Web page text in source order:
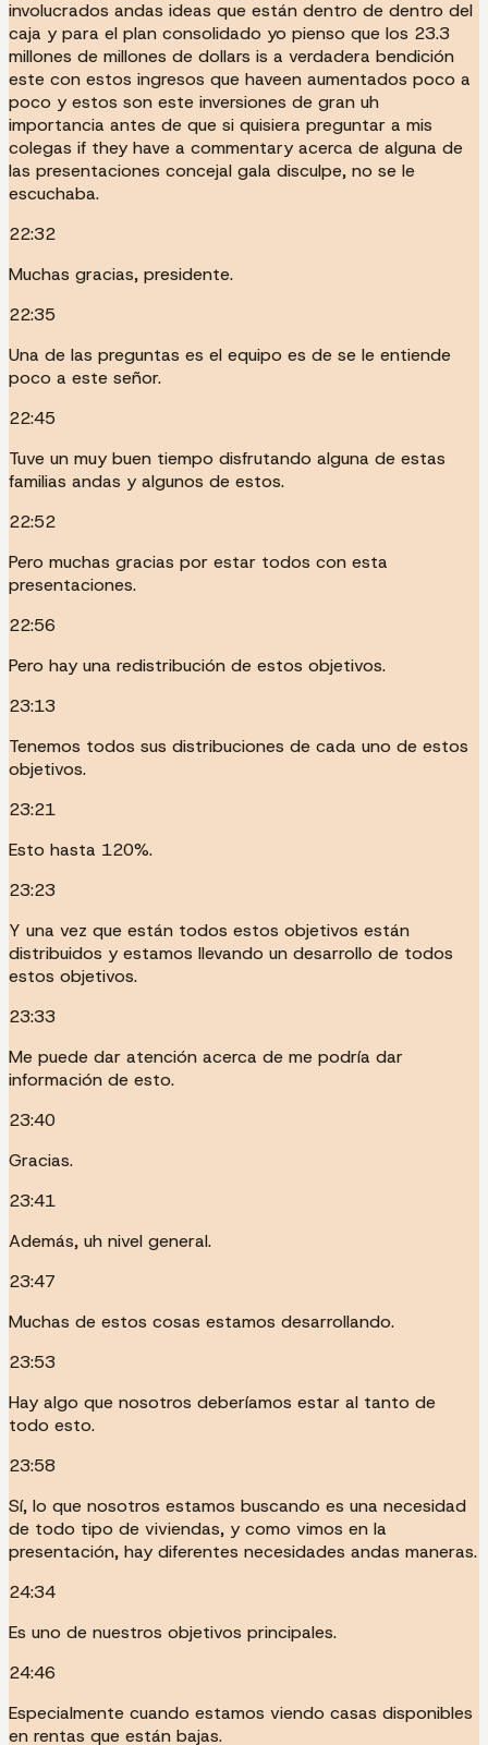
involucrados andas ideas que están dentro de dentro del
caja y para el plan consolidado yo pienso que los 23.3
millones de millones de dollars is a verdadera bendición
este con estos ingresos que haveen aumentados poco a
poco y estos son este inversiones de gran uh
importancia antes de que si quisiera preguntar a mis
colegas if they have a commentary acerca de alguna de
las presentaciones concejal gala disculpe, no se le
escuchaba.
22:32
Muchas gracias, presidente.
22:35
Una de las preguntas es el equipo es de se le entiende
poco a este señor.
22:45
Tuve un muy buen tiempo disfrutando alguna de estas
familias andas y algunos de estos.
22:52
Pero muchas gracias por estar todos con esta
presentaciones.
22:56
Pero hay una redistribución de estos objetivos.
23:13
Tenemos todos sus distribuciones de cada uno de estos
objetivos.
23:21
Esto hasta 120%.
23:23
Y una vez que están todos estos objetivos están
distribuidos y estamos llevando un desarrollo de todos
estos objetivos.
23:33
Me puede dar atención acerca de me podría dar
información de esto.
23:40
Gracias.
23:41
Además, uh nivel general.
23:47
Muchas de estos cosas estamos desarrollando.
23:53
Hay algo que nosotros deberíamos estar al tanto de
todo esto.
23:58
Sí, lo que nosotros estamos buscando es una necesidad
de todo tipo de viviendas, y como vimos en la
presentación, hay diferentes necesidades andas maneras.
24:34
Es uno de nuestros objetivos principales.
24:46
Especialmente cuando estamos viendo casas disponibles
en rentas que están bajas.